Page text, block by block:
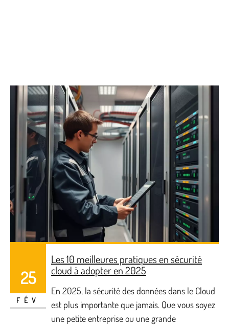
25
FÉV
Les 10 meilleures pratiques en sécurité
cloud à adopter en 2025
En 2025, la sécurité des données dans le Cloud
est plus importante que jamais. Que vous soyez
une petite entreprise ou une grande